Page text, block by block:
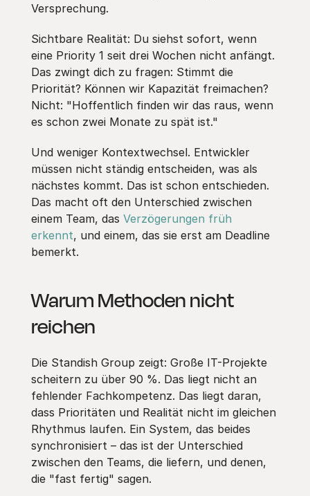
Versprechung.
Sichtbare Realität: Du siehst sofort, wenn
eine Priority 1 seit drei Wochen nicht anfängt.
Das zwingt dich zu fragen: Stimmt die
Priorität? Können wir Kapazität freimachen?
Nicht: "Hoffentlich finden wir das raus, wenn
es schon zwei Monate zu spät ist."
Und weniger Kontextwechsel. Entwickler
müssen nicht ständig entscheiden, was als
nächstes kommt. Das ist schon entschieden.
Das macht oft den Unterschied zwischen
einem Team, das Verzögerungen früh
erkennt, und einem, das sie erst am Deadline
bemerkt.
Warum Methoden nicht
reichen
Die Standish Group zeigt: Große IT-Projekte
scheitern zu über 90 %. Das liegt nicht an
fehlender Fachkompetenz. Das liegt daran,
dass Prioritäten und Realität nicht im gleichen
Rhythmus laufen. Ein System, das beides
synchronisiert – das ist der Unterschied
zwischen den Teams, die liefern, und denen,
die "fast fertig" sagen.